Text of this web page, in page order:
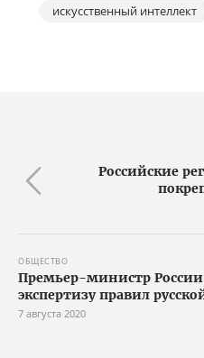
искусственный интеллект
Российские
ОБЩЕСТВО
Премьер-министр России
экспертизу правил
7 августа 2020